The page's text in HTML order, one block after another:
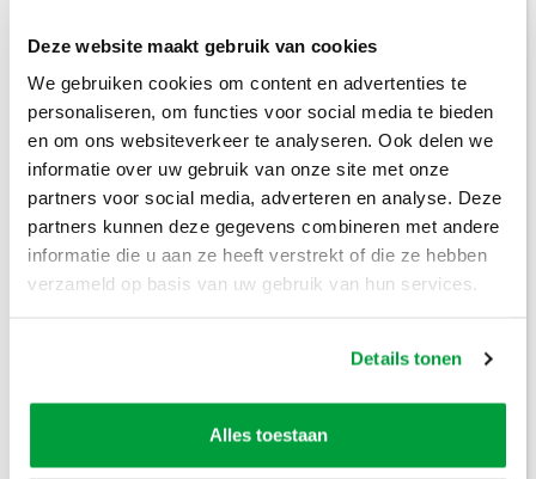
Deze website maakt gebruik van cookies
We gebruiken cookies om content en advertenties te
personaliseren, om functies voor social media te bieden
en om ons websiteverkeer te analyseren. Ook delen we
informatie over uw gebruik van onze site met onze
partners voor social media, adverteren en analyse. Deze
partners kunnen deze gegevens combineren met andere
informatie die u aan ze heeft verstrekt of die ze hebben
verzameld op basis van uw gebruik van hun services.
Details tonen
Alles toestaan
Prijzen inclusief btw
Bouwafval €304,-
Puinafval €179,-
Houtafval €199,-
Groenafval €194,-
Dakafval €694,-